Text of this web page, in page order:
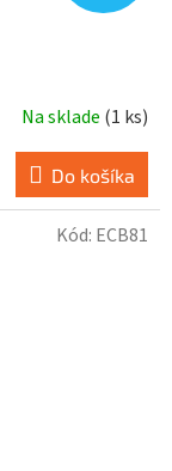
Na sklade (1 ks)
Do košíka
Kód: ECB81